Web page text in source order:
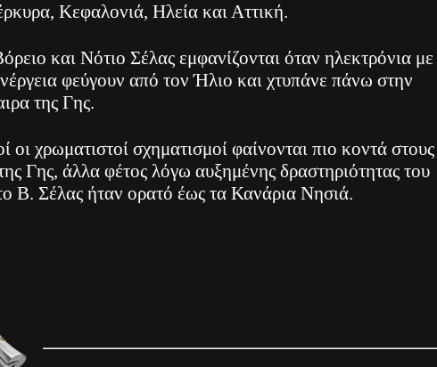
Κεφαλονιά, Ηλεία και Αττική.
και Νότιο Σέλας εμφανίζονται όταν ηλεκτρόνια με
φεύγουν από τον Ήλιο και χτυπάνε πάνω στην
της Γης.
οι χρωματιστοί σχηματισμοί φαίνονται πιο κοντά στους
Γης, άλλα φέτος λόγω αυξημένης δραστηριότητας του
Β. Σέλας ήταν ορατό έως τα Κανάρια Νησιά.